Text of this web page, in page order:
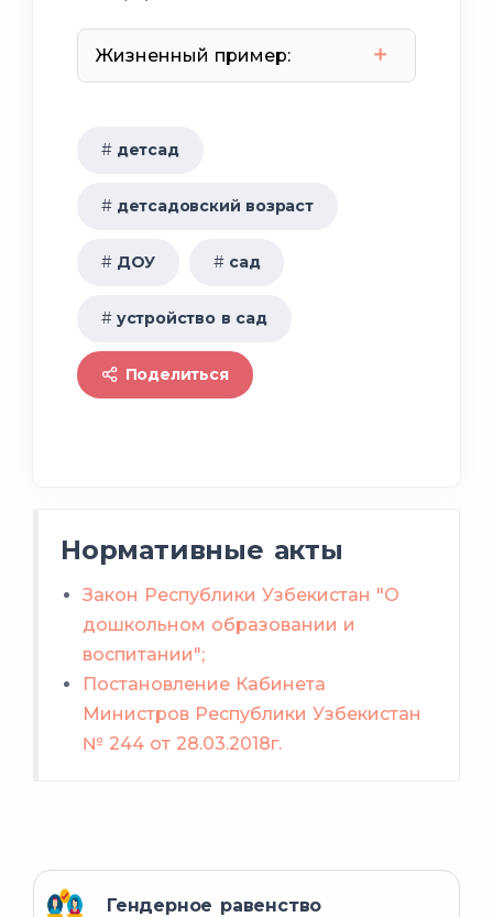
Жизненный пример:
по этой
ссылке
на Едином портале
интерактивных
государственных услуг.
детсад
детсадовский возраст
ДОУ сад
устройство в сад
Поделиться
Нормативные акты
Закон Республики Узбекистан "О
дошкольном образовании и
воспитании";
Постановление Кабинета
Министров Республики Узбекистан
№ 244 от 28.03.2018г.
Гендерное равенство